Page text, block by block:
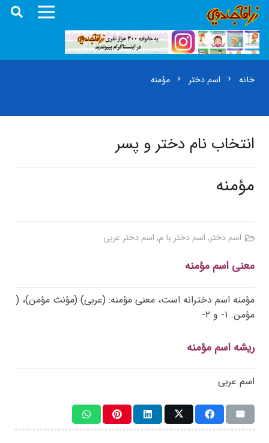
خانه chevron_right اسم دختر chevron_right مؤمنه
انتخاب نام دختر و پسر
مؤمنه
اسم دختر, اسم دختر با م, اسم دختر عربی
معنی اسم مؤمنه
مؤمنه اسم دخترانه است، معنی مؤمنه: (عربی) (مؤنث مؤمن)، (
مؤمن. ۱- و ۲-
ریشه اسم مؤمنه
اسم عربی